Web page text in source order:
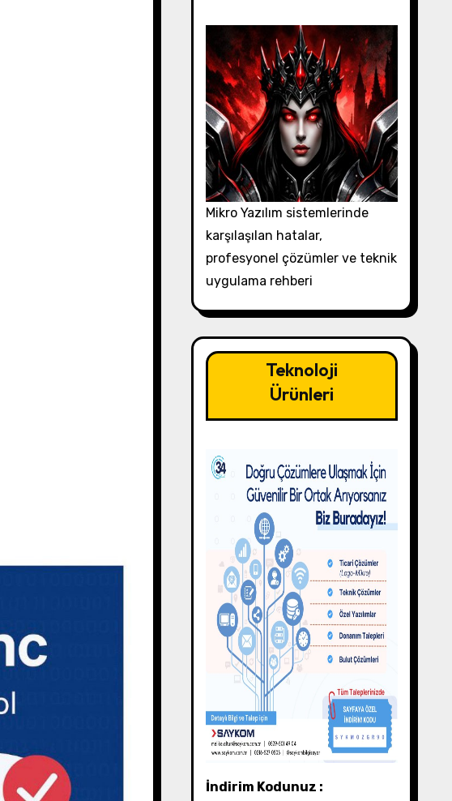
Mikro Yazılım sistemlerinde
karşılaşılan hatalar,
profesyonel çözümler ve teknik
uygulama rehberi
Teknoloji
Ürünleri
İndirim Kodunuz :